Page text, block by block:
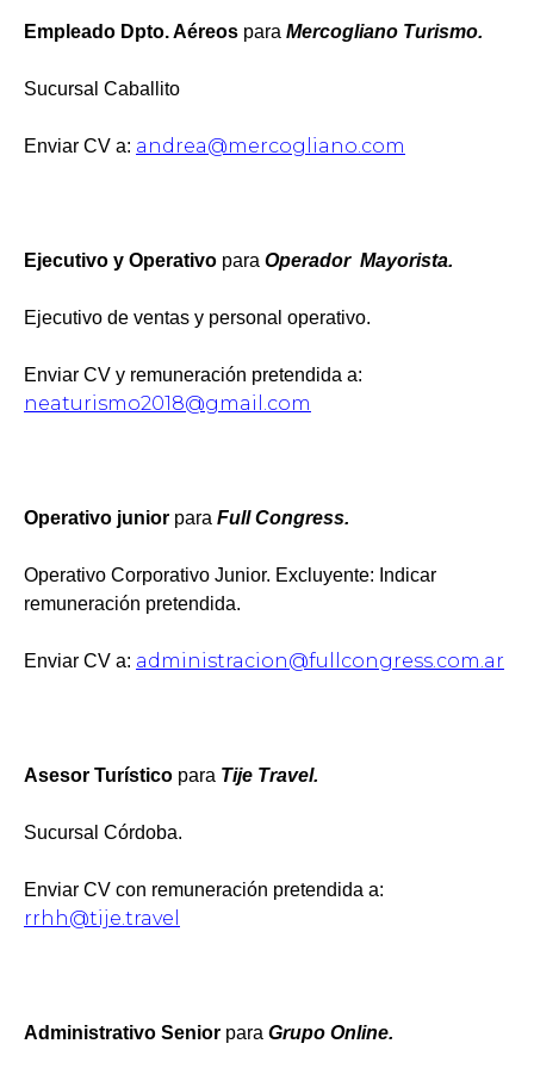
Empleado Dpto. Aéreos para Mercogliano Turismo.
Sucursal Caballito
Enviar CV a: andrea@mercogliano.com
Ejecutivo y Operativo para Operador Mayorista.
Ejecutivo de ventas y personal operativo.
Enviar CV y remuneración pretendida a:
neaturismo2018@gmail.com
Operativo junior para Full Congress.
Operativo Corporativo Junior. Excluyente: Indicar
remuneración pretendida.
Enviar CV a: administracion@fullcongress.com.ar
Asesor Turístico para Tije Travel.
Sucursal Córdoba.
Enviar CV con remuneración pretendida a:
rrhh@tije.travel
Administrativo Senior para Grupo Online.